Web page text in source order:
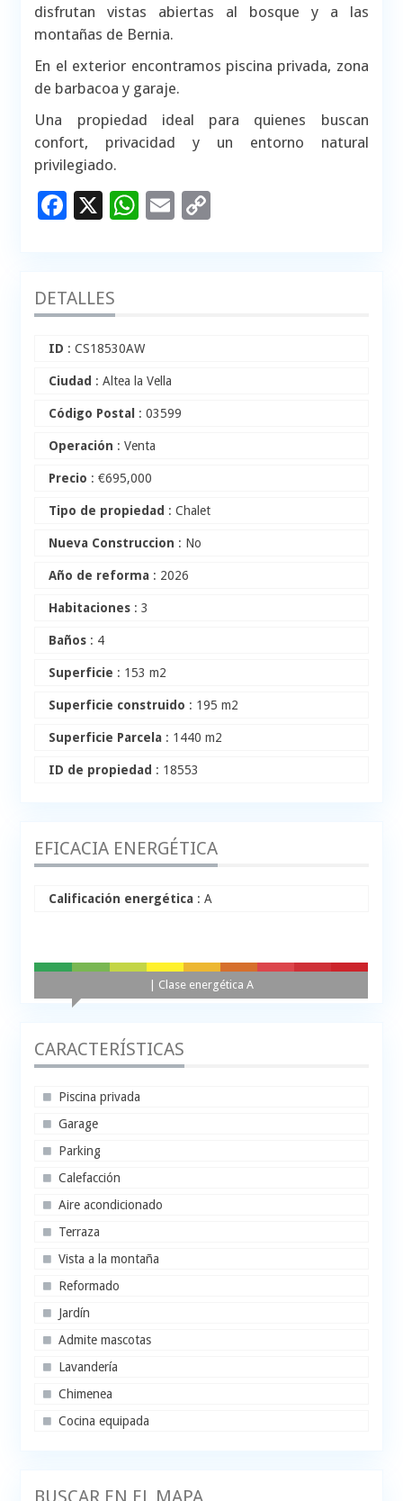
disfrutan vistas abiertas al bosque y a las
montañas de Bernia.
En el exterior encontramos piscina privada, zona
de barbacoa y garaje.
Una propiedad ideal para quienes buscan
confort, privacidad y un entorno natural
privilegiado.
Facebook
X WhatsApp
Email
DETALLES
ID : CS18530AW
Ciudad : Altea la Vella
Código Postal : 03599
Operación : Venta
Precio :€695,000
Tipo de propiedad : Chalet
Nueva Construccion : No
Año de reforma : 2026
Habitaciones : 3
Baños : 4
Superficie : 153 m2
Superficie construido : 195 m2
Superficie Parcela : 1440 m2
ID de propiedad : 18553
EFICACIA ENERGÉTICA
Calificación energética : A
A+
| Clase energética A
A B C D E F G H
CARACTERÍSTICAS
Piscina privada
Garage
Parking
Calefacción
Aire acondicionado
Terraza
Vista a la montaña
Reformado
Jardín
Admite mascotas
Lavandería
Chimenea
Cocina equipada